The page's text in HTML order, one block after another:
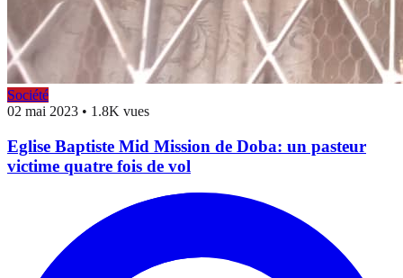
Société
02 mai 2023 • 1.8K vues
Eglise Baptiste Mid Mission de Doba: un pasteur
victime quatre fois de vol